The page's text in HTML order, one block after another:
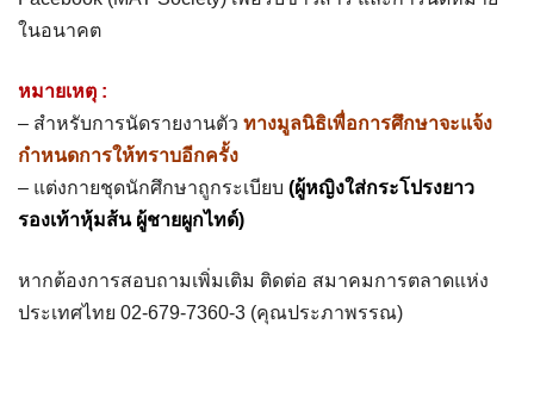
ในอนาคต
หมายเหตุ :
– สำหรับการนัดรายงานตัว ทางมูลนิธิเพื่อการศึกษาจะแจ้ง
กำหนดการให้ทราบอีกครั้ง
– แต่งกายชุดนักศึกษาถูกระเบียบ (ผู้หญิงใส่กระโปรงยาว
รองเท้าหุ้มส้น ผู้ชายผูกไทด์)
หากต้องการสอบถามเพิ่มเติม ติดต่อ สมาคมการตลาดแห่ง
ประเทศไทย 02-679-7360-3 (คุณประภาพรรณ)